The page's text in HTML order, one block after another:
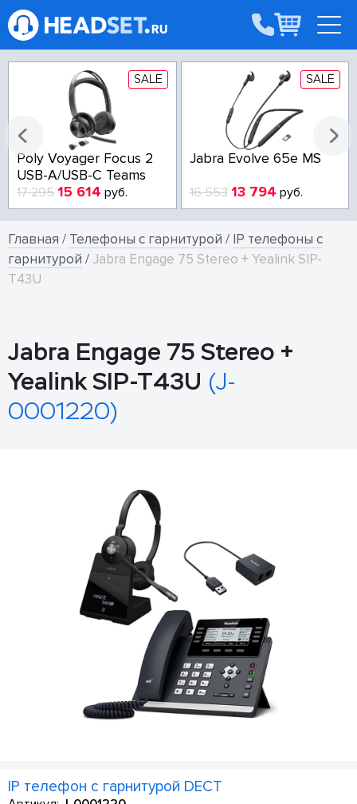
SALE
Poly Voyager Focus 2
USB-A/USB-C Teams
17 295 15 614 руб.
SALE
Jabra Evolve 65e MS
16 553 13 794 руб.
Главная / Телефоны с гарнитурой / IP телефоны с
гарнитурой / Jabra Engage 75 Stereo + Yealink SIP-
T43U
Jabra Engage 75 Stereo +
Yealink SIP-T43U (J-
0001220)
IP телефон с гарнитурой DECT